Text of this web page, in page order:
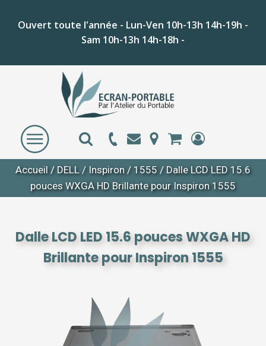
Ouvert toute l'année - Lun-Ven 10h-13h 14h-19h -
Sam 10h-13h 14h-18h -
Accueil/ DELL / Inspiron/ 1555 / Dalle LCD LED 15.6
pouces WXGA HD Brillante pour Inspiron 1555
Dalle LCD LED 15.6 pouces WXGA HD
Brillante pour Inspiron 1555